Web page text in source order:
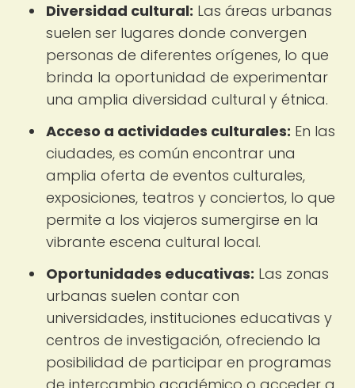
Diversidad cultural: Las áreas urbanas
suelen ser lugares donde convergen
personas de diferentes orígenes, lo que
brinda la oportunidad de experimentar
una amplia diversidad cultural y étnica.
Acceso a actividades culturales: En las
ciudades, es común encontrar una
amplia oferta de eventos culturales,
exposiciones, teatros y conciertos, lo que
permite a los viajeros sumergirse en la
vibrante escena cultural local.
Oportunidades educativas: Las zonas
urbanas suelen contar con
universidades, instituciones educativas y
centros de investigación, ofreciendo la
posibilidad de participar en programas